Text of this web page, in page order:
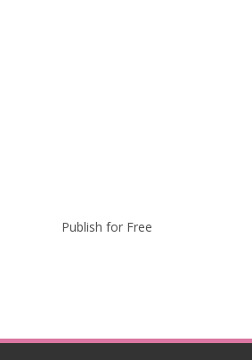
Publish for Free